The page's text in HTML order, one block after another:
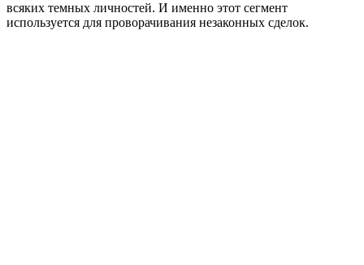
всяких темных личностей. И именно этот сегмент
используется для проворачивания незаконных сделок.